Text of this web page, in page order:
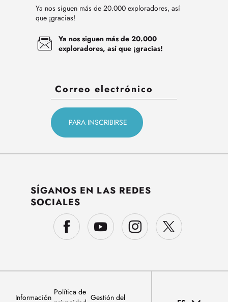
Ya nos siguen más de 20.000 exploradores, así
que ¡gracias!
Ya nos siguen más de 20.000
exploradores, así que ¡gracias!
SÍGANOS EN LAS REDES
SOCIALES
Información
Política de
Gestión del